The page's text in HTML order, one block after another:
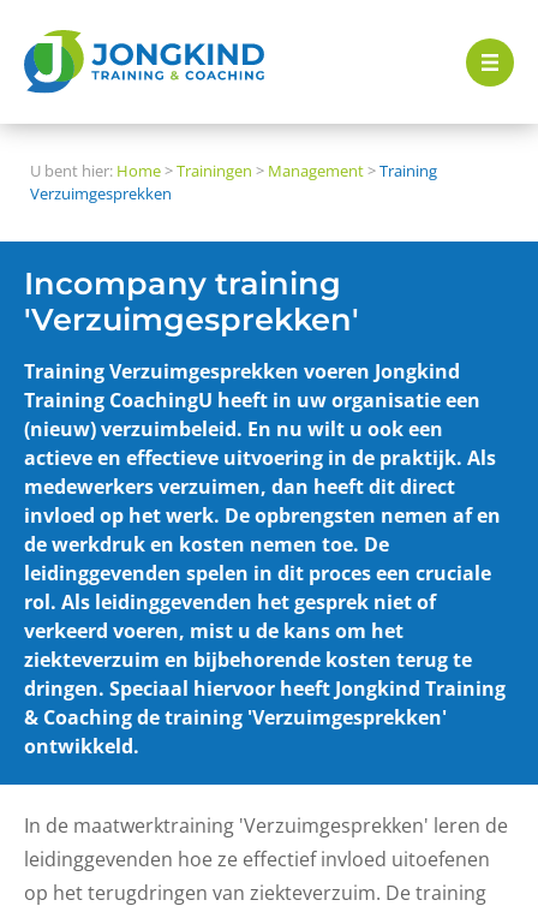
U bent hier: Home>Trainingen > Management>Training
Verzuimgesprekken
Incompany training
'Verzuimgesprekken'
Training Verzuimgesprekken voeren Jongkind
Training CoachingU heeft in uw organisatie een
(nieuw) verzuimbeleid. En nu wilt u ook een
actieve en effectieve uitvoering in de praktijk. Als
medewerkers verzuimen, dan heeft dit direct
invloed op het werk. De opbrengsten nemen af en
de werkdruk en kosten nemen toe. De
leidinggevenden spelen in dit proces een cruciale
rol. Als leidinggevenden het gesprek niet of
verkeerd voeren, mist u de kans om het
ziekteverzuim en bijbehorende kosten terug te
dringen. Speciaal hiervoor heeft Jongkind Training
& Coaching de training 'Verzuimgesprekken'
ontwikkeld.
In de maatwerktraining 'Verzuimgesprekken' leren de
leidinggevenden hoe ze effectief invloed uitoefenen
op het terugdringen van ziekteverzuim. De training